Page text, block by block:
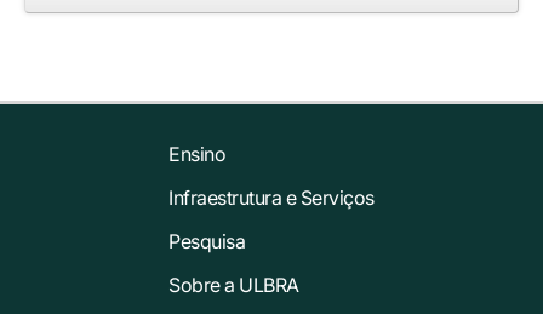
Ensino
Infraestrutura e Serviços
Pesquisa
Sobre a ULBRA